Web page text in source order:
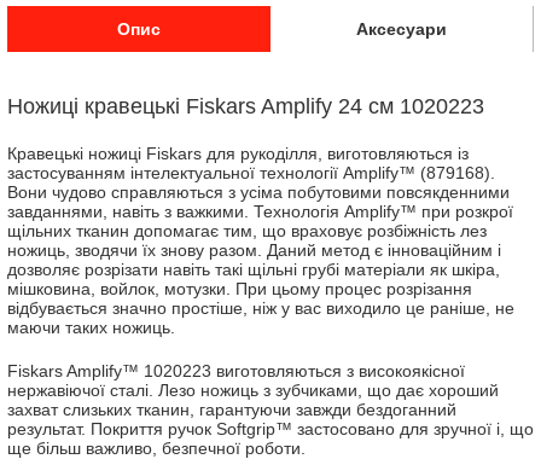
Опис Аксесуари
Ножиці кравецькі Fiskars Amplify 24 см 1020223
Кравецькі ножиці Fiskars для рукоділля, виготовляються із
застосуванням інтелектуальної технології Amplify™ (879168).
Вони чудово справляються з усіма побутовими повсякденними
завданнями, навіть з важкими. Технологія Amplify™ при розкрої
щільних тканин допомагає тим, що враховує розбіжність лез
ножиць, зводячи їх знову разом. Даний метод є інноваційним і
дозволяє розрізати навіть такі щільні грубі матеріали як шкіра,
мішковина, войлок, мотузки. При цьому процес розрізання
відбувається значно простіше, ніж у вас виходило це раніше, не
маючи таких ножиць.
Fiskars Amplify™ 1020223 виготовляються з високоякісної
нержавіючої сталі. Лезо ножиць з зубчиками, що дає хороший
захват слизьких тканин, гарантуючи завжди бездоганний
результат. Покриття ручок Softgrip™ застосовано для зручної і, що
ще більш важливо, безпечної роботи.